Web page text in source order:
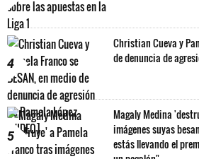
4
Christian Cueva y
de denuncia de
5
Magaly Medina
imágenes suyas
estás llevando el